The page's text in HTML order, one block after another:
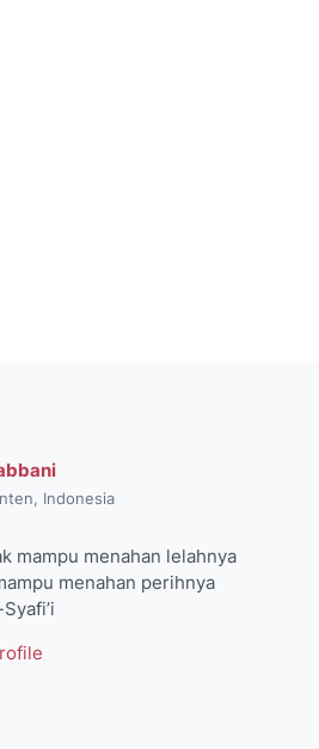
Indonesia
mampu menahan lelahnya
menahan perihnya